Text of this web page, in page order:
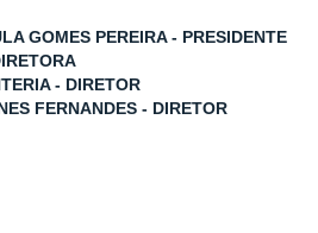
GOMES PEREIRA - PRESIDENTE
- DIRETOR
FERNANDES - DIRETOR